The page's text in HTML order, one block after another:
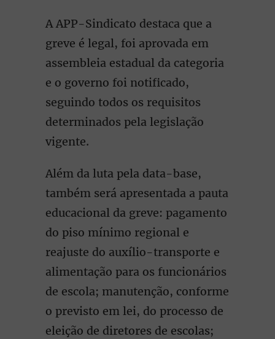
A APP-Sindicato destaca que a
greve é legal, foi aprovada em
assembleia estadual da categoria
e o governo foi notificado,
seguindo todos os requisitos
determinados pela legislação
vigente.
Além da luta pela data-base,
também será apresentada a pauta
educacional da greve: pagamento
do piso mínimo regional e
reajuste do auxílio-transporte e
alimentação para os funcionários
de escola; manutenção, conforme
o previsto em lei, do processo de
eleição de diretores de escolas;